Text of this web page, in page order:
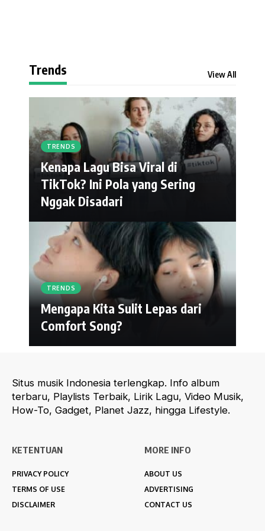
Trends View All
TRENDS
Kenapa Lagu Bisa Viral di
TikTok? Ini Pola yang Sering
Nggak Disadari
TRENDS
Mengapa Kita Sulit Lepas dari
Comfort Song?
Situs musik Indonesia terlengkap. Info album
terbaru, Playlists Terbaik, Lirik Lagu, Video Musik,
How-To, Gadget, Planet Jazz, hingga Lifestyle.
KETENTUAN
PRIVACY POLICY
TERMS OF USE
DISCLAIMER
MORE INFO
ABOUT US
ADVERTISING
CONTACT US